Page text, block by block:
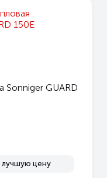
Sonniger GUARD
лучшую цену